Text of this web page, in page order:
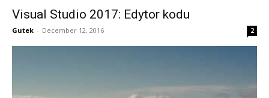
Visual Studio 2017: Edytor kodu
Gutek - December 12, 2016 2